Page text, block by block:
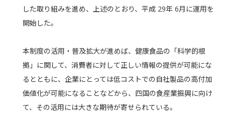
した取り組みを進め、上述のとおり、平成 29年 6月に運用を
開始した。
本制度の活用・普及拡大が進めば、健康食品の「科学的根
拠」に関して、消費者に対して正しい情報の提供が可能にな
るとともに、企業にとっては低コストでの自社製品の高付加
価値化が可能になることなどから、四国の食産業振興に向け
て、その活用には大きな期待が寄せられている。